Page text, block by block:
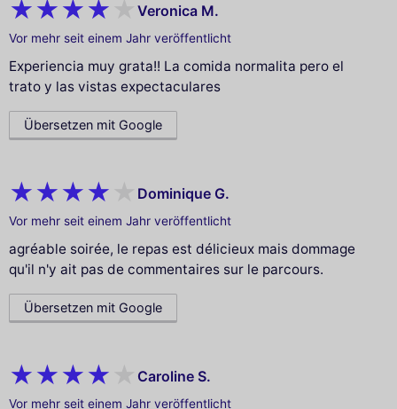
Veronica M.
Vor mehr seit einem Jahr veröffentlicht
Experiencia muy grata!! La comida normalita pero el
trato y las vistas expectaculares
Übersetzen mit Google
Dominique G.
Vor mehr seit einem Jahr veröffentlicht
agréable soirée, le repas est délicieux mais dommage
qu'il n'y ait pas de commentaires sur le parcours.
Übersetzen mit Google
Caroline S.
Vor mehr seit einem Jahr veröffentlicht